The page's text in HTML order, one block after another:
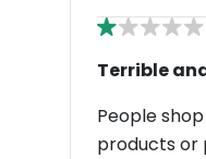
Terrible
People
products or